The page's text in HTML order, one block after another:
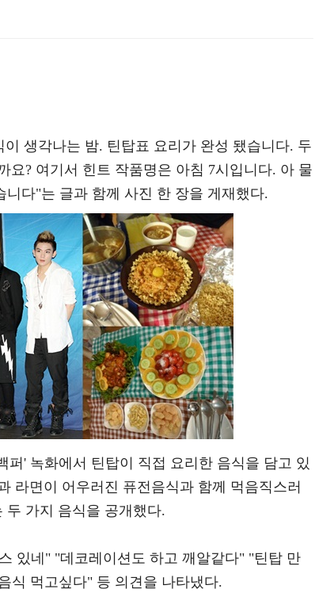
생각나는 밤. 틴탑표 요리가 완성 됐습니다. 두
요? 여기서 힌트 작품명은 아침 7시입니다. 아 물
다"는 글과 함께 사진 한 장을 게재했다.
퍼' 녹화에서 틴탑이 직접 요리한 음식을 담고 있
라면이 어우러진 퓨전음식과 함께 먹음직스러
두 가지 음식을 공개했다.
있네" "데코레이션도 하고 깨알같다" "틴탑 만
식 먹고싶다" 등 의견을 나타냈다.